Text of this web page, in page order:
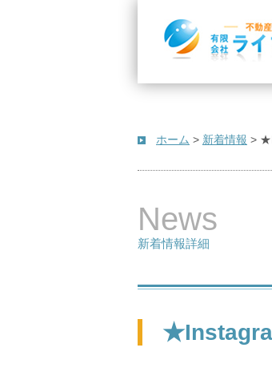
ホーム > 新着情報 >
News
新着情報詳細